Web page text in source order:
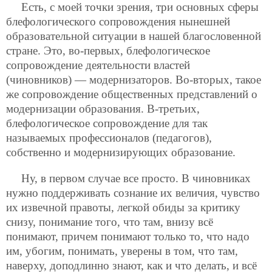
Есть, с моей точки зрения, три основных сферы
блефологического сопровождения нынешней
образовательной ситуации в нашей благословенной
стране. Это, во-первых, блефологическое
сопровождение деятельности властей
(чиновников) — модернизаторов. Во-вторых, такое
же сопровождение общественных представлений о
модернизации образования. В-третьих,
блефологическое сопровождение для так
называемых профессионалов (педагогов),
собственно и модернизирующих образование.
Ну, в первом случае все просто. В чиновниках
нужно поддерживать сознание их величия, чувство
их извечной правоты, легкой обиды за критику
снизу, понимание того, что там, внизу всё
понимают, причем понимают только то, что надо
им, убогим, понимать, уверены в том, что там,
наверху, доподлинно знают, как и что делать, и всё